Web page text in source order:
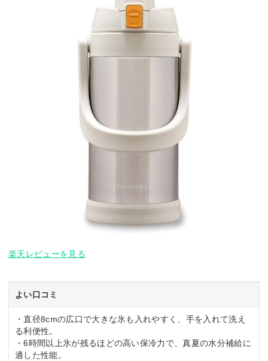
楽天レビューを見る
よい口コミ
・直径8cmの広口で大きな氷も入れやすく、手を入れて洗え
る利便性。
・6時間以上氷が残るほどの高い保冷力で、真夏の水分補給に
適した性能。